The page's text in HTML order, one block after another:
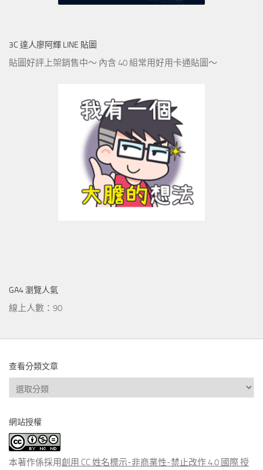
3C 達人廖阿輝 LINE 貼圖
貼圖好評上架銷售中～ 內含 40 組常用好用卡通貼圖～
GA4 瀏覽人氣
線上人數：90
查看分類文章
查
看
類
文
章
網站授權
本著作係採用創用 CC 姓名標示-非商業性-禁止改作 4.0 國際 授